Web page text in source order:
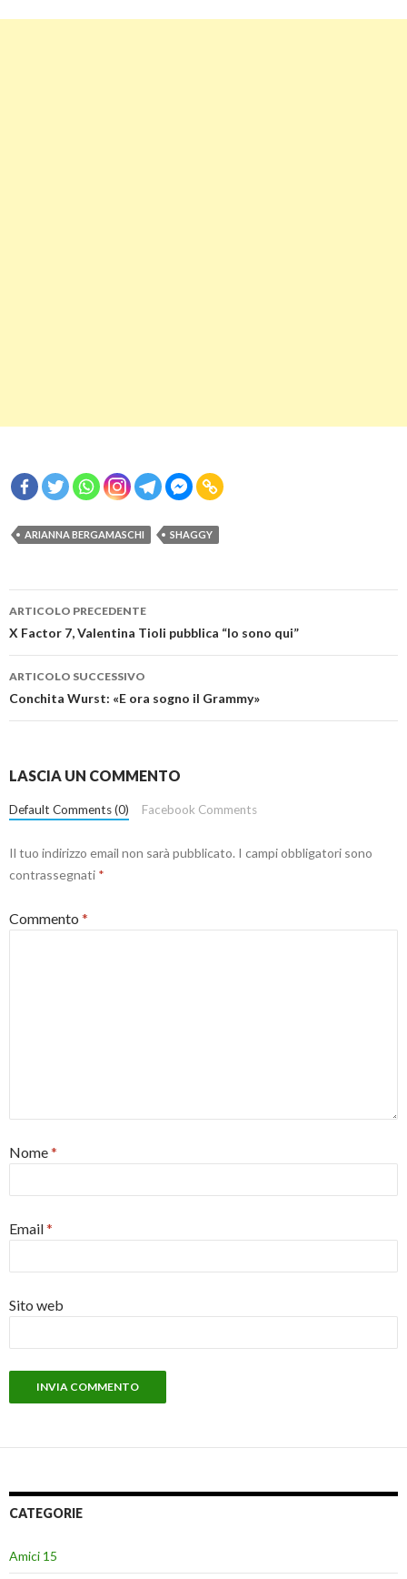
ARIANNA BERGAMASCHI SHAGGY
Navigazione
articolo
ARTICOLO PRECEDENTE
X Factor 7, Valentina Tioli pubblica “Io sono qui”
ARTICOLO SUCCESSIVO
Conchita Wurst: «E ora sogno il Grammy»
LASCIA UN COMMENTO
Default Comments (0) Facebook Comments
Il tuo indirizzo email non sarà pubblicato. I campi obbligatori sono
contrassegnati *
Commento *
Nome*
Email*
Sito web
CATEGORIE
Amici 15